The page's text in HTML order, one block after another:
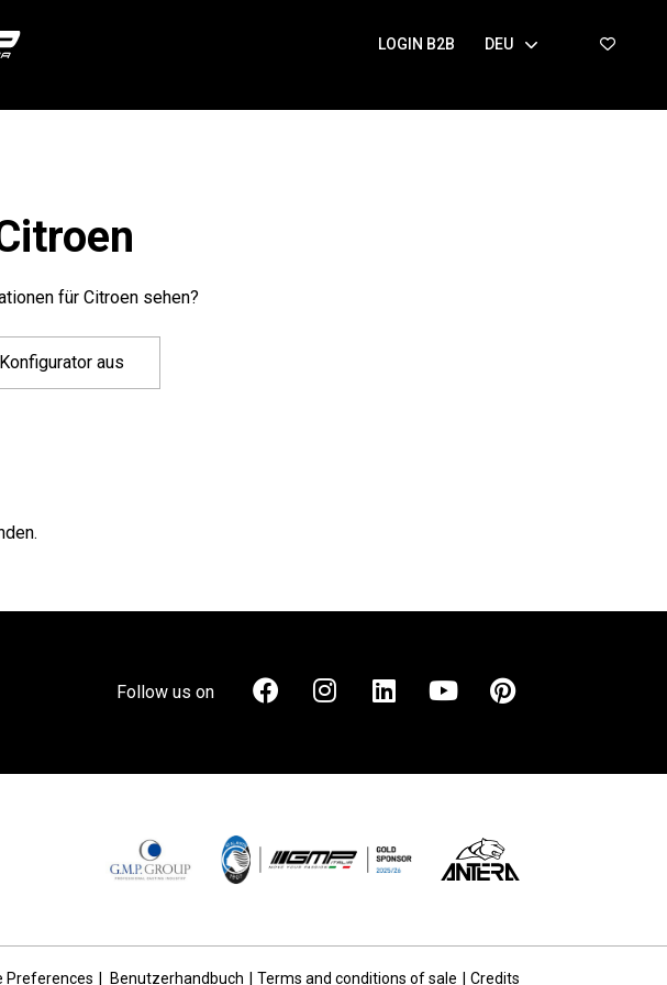
LOGIN B2B DEU
für Citroen sehen?
aus
Follow us on
Preferences Benutzerhandbuch Terms and conditions of sale Credits